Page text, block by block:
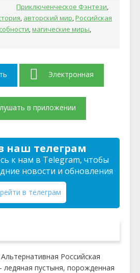
Приключенческое Фэнтези,
, авторский мир,Российская
,магические миры,
Электронная
в приложении
наш телеграм
к нам в Telegram, чтобы
новости и обновления
в телеграм
Российская
пустыня, порожденная